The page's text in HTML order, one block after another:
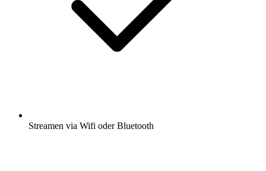
Streamen via Wifi oder Bluetooth